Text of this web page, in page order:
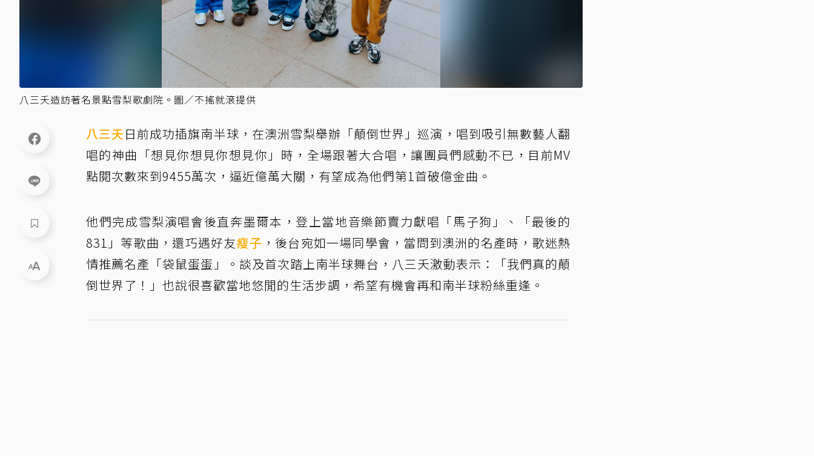
八三夭造訪著名景點雪梨歌劇院。圖／不搖就滾提供
八三夭日前成功插旗南半球，在澳洲雪梨舉辦「顛倒世界」巡演，唱到吸引無數藝人翻
唱的神曲「想見你想見你想見你」時，全場跟著大合唱，讓團員們感動不已，目前MV
點閱次數來到9455萬次，逼近億萬大關，有望成為他們第1首破億金曲。
他們完成雪梨演唱會後直奔墨爾本，登上當地音樂節賣力獻唱「馬子狗」、「最後的
831」等歌曲，還巧遇好友瘦子 ，後台宛如一場同學會，當問到澳洲的名產時，歌迷熱
情推薦名產「袋鼠蛋蛋」。談及首次踏上南半球舞台，八三夭激動表示：「我們真的顛
倒世界了！」也說很喜歡當地悠閒的生活步調，希望有機會再和南半球粉絲重逢。